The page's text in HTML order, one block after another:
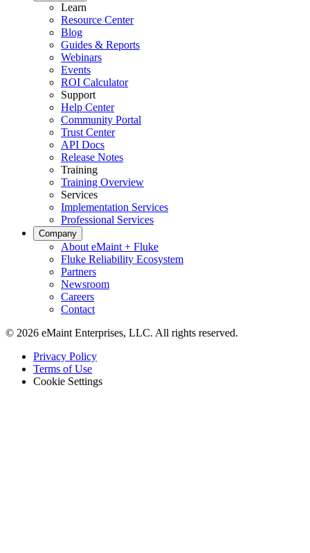
Learn
Resource Center
Blog
Guides & Reports
Webinars
Events
ROI Calculator
Support
Help Center
Community Portal
Trust Center
API Docs
Release Notes
Training
Training Overview
Services
Implementation Services
Professional Services
Company
About eMaint + Fluke
Fluke Reliability Ecosystem
Partners
Newsroom
Careers
Contact
© 2026 eMaint Enterprises, LLC. All rights reserved.
Footer
Legal
Privacy Policy
Terms of Use
Cookie Settings